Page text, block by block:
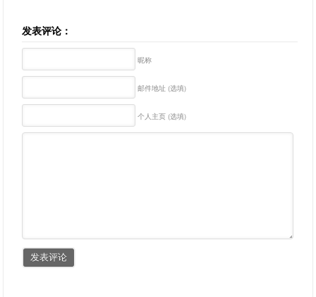
发表评论：
昵称
邮件地址 (选填)
个人主页 (选填)